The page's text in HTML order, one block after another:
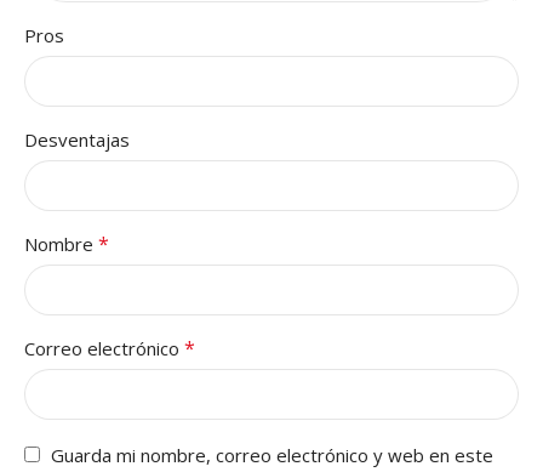
Pros
Desventajas
Nombre *
Correo electrónico *
Guarda mi nombre, correo electrónico y web en este